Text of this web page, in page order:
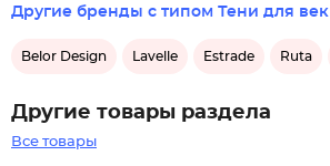
Другие бренды с типом Тени для век
Belor Design Lavelle Estrade Ruta
Другие товары раздела
Все товары